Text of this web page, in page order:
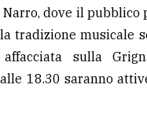
dove il
tradizione musicale
sulla
18.30 saranno